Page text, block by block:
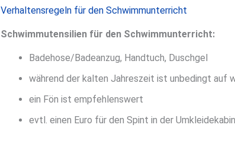
Verhaltensregeln für den Schwimmunterricht
Schwimmutensilien für den Schwimmunterricht:
Badehose/Badeanzug, Handtuch, Duschgel
während der kalten Jahreszeit ist unbedingt auf
ein Fön ist empfehlenswert
evtl. einen Euro für den Spint in der